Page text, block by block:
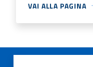
VAI ALLA PAGINA